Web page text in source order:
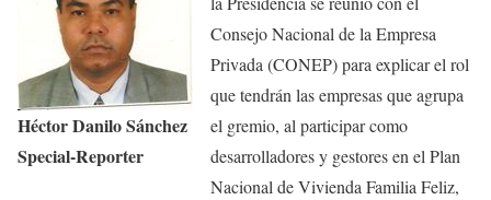
Héctor Danilo Sánchez
Special-Reporter
Consejo Nacional de la Empresa
Privada (CONEP) para explicar el rol
que tendrán las empresas que agrupa
el gremio, al participar como
desarrolladores y gestores en el Plan
Nacional de Vivienda Familia Feliz,